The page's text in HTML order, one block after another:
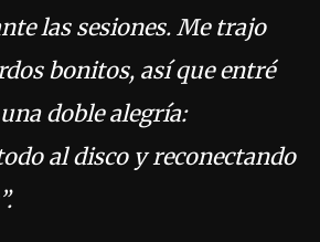
las sesiones. Me trajo
bonitos, así que entré
doble alegría:
al disco y reconectando